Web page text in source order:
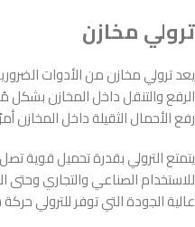
ترولي مخازن
يعد ترولي مخازن من الأدوات
الرفع والتنقل داخل المخازن بشكل
رفع الأحمال الثقيلة داخل المخازن
للاستخدام الصناعي والتجاري وحتى
عالية الجودة التي توفر للترولي